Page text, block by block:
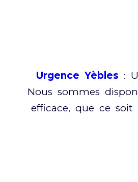
Urgence Yèbles :
Nous sommes
efficace, que ce